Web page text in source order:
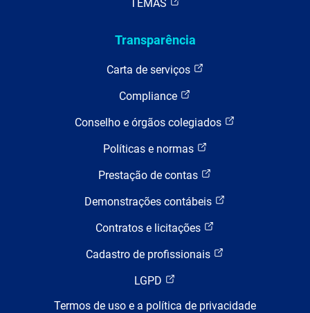
TEMAS
Transparência
Carta de serviços
Compliance
Conselho e órgãos colegiados
Políticas e normas
Prestação de contas
Demonstrações contábeis
Contratos e licitações
Cadastro de profissionais
LGPD
Termos de uso e a política de privacidade